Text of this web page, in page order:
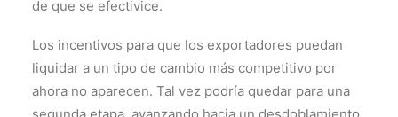
de que se efectivice.
Los incentivos para que los exportadores puedan
liquidar a un tipo de cambio más competitivo por
ahora no aparecen. Tal vez podría quedar para una